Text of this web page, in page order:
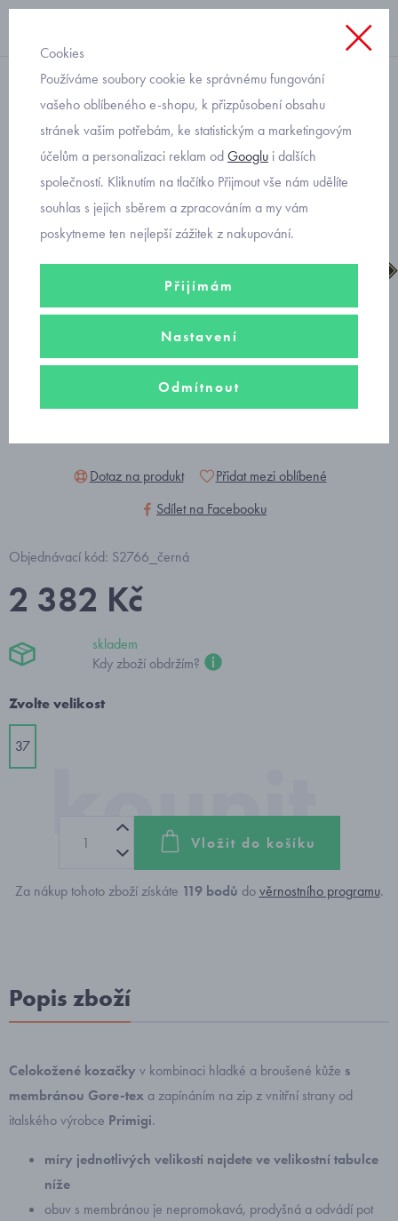
kozačky
dívčí kozačky Primigi gore-
tex 2874400
Dotaz na produkt
Přidat mezi oblíbené
Sdílet na Facebooku
Objednávací kód: S2766_černá
2 382 Kč
skladem
Kdy zboží obdržím?
Zvolte velikost
37
Vložit do košíku
Za nákup tohoto zboží získáte 119bodů dověrnostního programu.
Popis zboží
Celokožené kozačky v kombinaci hladké a broušené kůže s
membránou Gore-tex a zapínáním na zip z vnitřní strany od
italského výrobce Primigi.
míry jednotlivých velikostí najdete ve velikostní tabulce
níže
obuv s membránou je nepromokavá, prodyšná a odvádí pot
Cookies
Používáme soubory cookie ke správnému fungování
vašeho oblíbeného e-shopu, k přizpůsobení obsahu
stránek vašim potřebám, ke statistickým a marketingovým
účelům a personalizaci reklam odGooglu i dalších
společností. Kliknutím na tlačítko Přijmout vše nám udělíte
souhlas s jejich sběrem a zpracováním a my vám
poskytneme ten nejlepší zážitek z nakupování.
Přijímám
Nastavení
Odmítnout